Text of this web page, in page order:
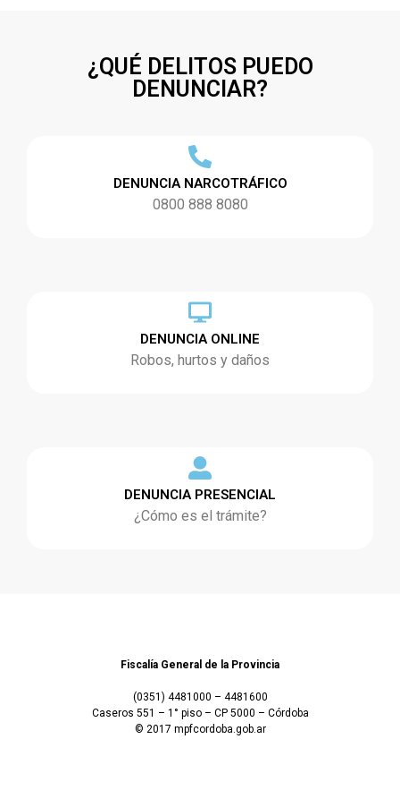
¿QUÉ DELITOS PUEDO
DENUNCIAR?
DENUNCIA NARCOTRÁFICO
0800 888 8080
DENUNCIA ONLINE
Robos, hurtos y daños
DENUNCIA PRESENCIAL
¿Cómo es el trámite?
Fiscalía General de la Provincia
(0351) 4481000 – 4481600
Caseros 551 – 1° piso – CP 5000 – Córdoba
© 2017 mpfcordoba.gob.ar